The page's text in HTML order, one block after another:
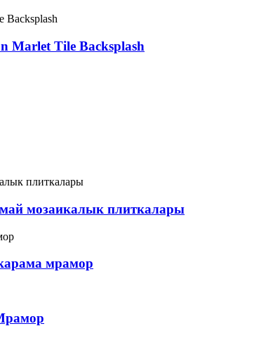
Marlet Tile Backsplash
мозаикалык плиткалары
мрамор